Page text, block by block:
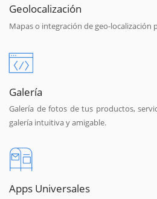
Geolocalización
Mapas o integración de geo-localización
Galería
Galería de fotos de tus productos,
galería intuitiva y amigable.
Apps Universales